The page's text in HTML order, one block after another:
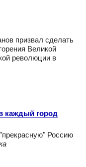
призвал сделать
Великой
революции в
каждый город
Россию